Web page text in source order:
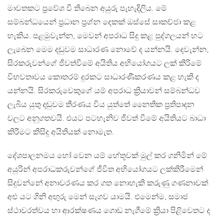
මාවතකට ප්‍රවේශ වී තිබෙන අයුරු පැහැදිලිය. මේ
සම්බන්ධයෙන් ප්‍රධාන ප්‍රශ්න දෙකක් ඔස්සේ සාකච්ජා කළ
හැකිය. පළමුවැන්න, මෙවන් අපරාධ සිදු කළ පුද්ගලයන් හට
ලැබෙන මෙම දඩුවම සාධාරණ නොවේ ද යන්නයි. දෙවැන්න,
සිරකරුවන්ගේ ජීවත්වීමේ අයිතිය අභියෝගයට ලක් කිරිමේ
විභවතාවය කොතරම් දුරකට සාධාරණීකරණය කළ හැකි ද
යන්නයි. සිරකරුවෙකුගේ යම් අපරාධ ක්‍රියාවන් සම්බන්ධව
ලැබිය යුතු දඬුවම තීරණය විය යුත්තේ නෛතික ප්‍රතිපාදන
වලට අනුගතවයි. එයට පටහැනිව ජීවත් වීමේ අයිතියට බාධා
කිරීමට කිසිදු අයිතියක් නොමැත.
දේශපාලනමය හෝ වෙන යම් හේතූවක් මුල් කර ගනිමින් මේ
අයුරින් අපරාධකරුවන්ගේ ජීවිත අභියෝගයට ලක්කිරීමෙන්
සිදුවන්නේ අනාවරණය කර ගත නොහැකි කරුණු ගණනාවක්
අළු යට ගිනි අඟුරු මෙන් සැගව යාමයි. එමෙන්ම, සමාජ
ස්ථාවරත්වය හා ආරක්ෂණය ගොඩ නැගීමේ ක්‍රියා පිළිවෙතට ද